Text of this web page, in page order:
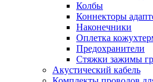
Колбы
Коннекторы
Наконечники
Оплетка
Предохранители
Стяжки зажимы
Акустический кабель